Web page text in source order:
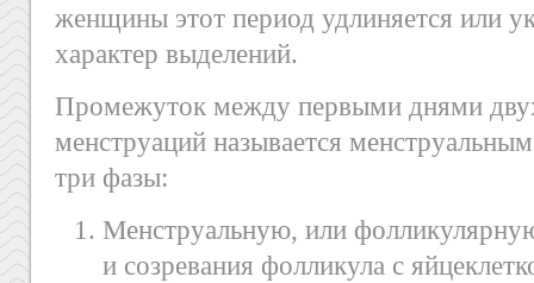
женщины этот период удлиняется или
характер выделений.
Промежуток между первыми днями
менструаций называется
три фазы:
Менструальную, или
и созревания фолликула с